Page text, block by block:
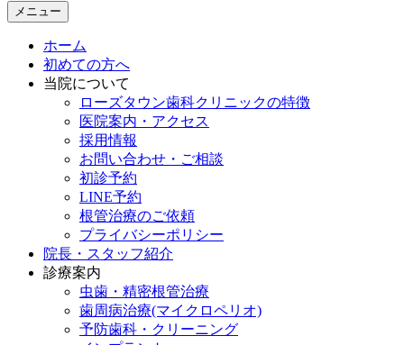
メニュー
ホーム
初めての方へ
当院について
ローズタウン歯科クリニックの特徴
医院案内・アクセス
採用情報
お問い合わせ・ご相談
初診予約
LINE予約
根管治療のご依頼
プライバシーポリシー
院長・スタッフ紹介
診療案内
虫歯・精密根管治療
歯周病治療(マイクロペリオ)
予防歯科・クリーニング